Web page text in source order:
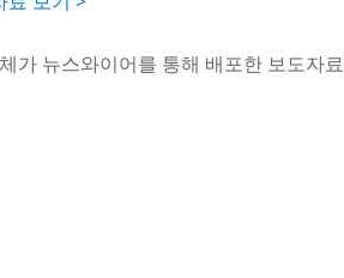
가 뉴스와이어를 통해 배포한 보도자